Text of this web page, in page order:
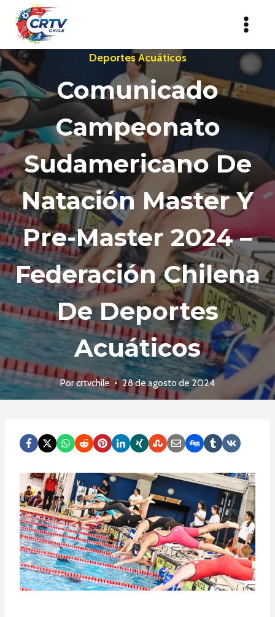
Saltar
contenido
Deportes Acuáticos
Comunicado
Campeonato
Sudamericano De
Natación Master Y
Pre-Master 2024 –
Federación Chilena
De Deportes
Acuáticos
Porcrtvchile 28 de agosto de 2024